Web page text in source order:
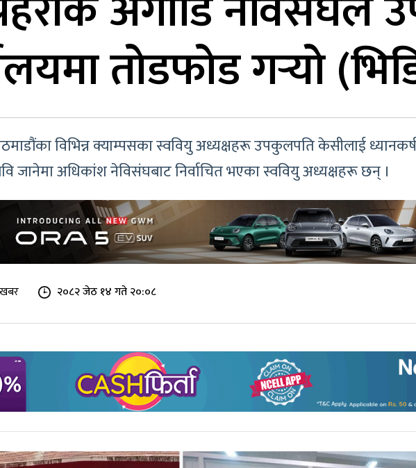
तोडफोड गर्‍यो
विभिन्न क्याम्पसका स्ववियु अध्यक्षहरू उपकुलपति केसीलाई
जानेमा अधिकांश नेविसंघबाट निर्वाचित भएका स्ववियु अध्यक्षहरू छन् ।
२०८२ जेठ १४ गते २०:०८